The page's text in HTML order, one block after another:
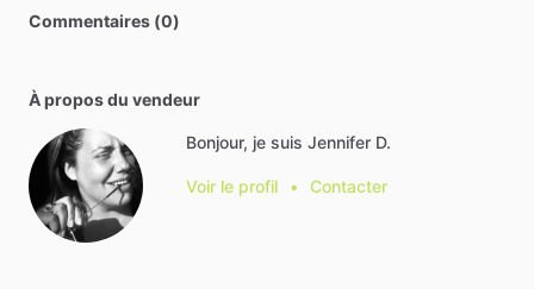
Commentaires (0)
À propos du vendeur
Bonjour, je suis Jennifer D.
Voir le profil • Contacter